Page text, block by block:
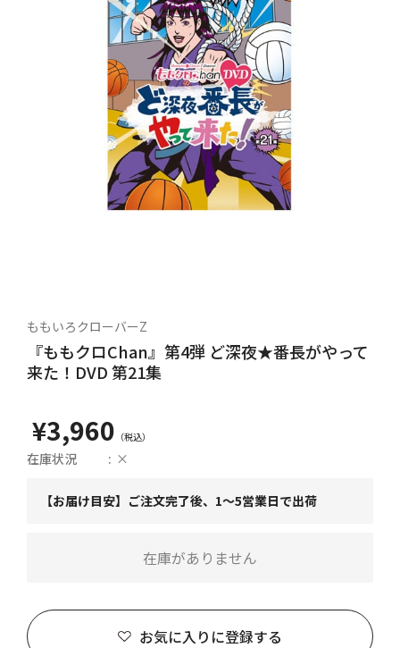
ももいろクローバーZ
『ももクロChan』第4弾 ど深夜★番長がやって
来た！DVD 第21集
¥3,960
在庫状況 ×
【お届け目安】ご注文完了後、1～5営業日で出荷
お気に入りに登録する
在庫がありません